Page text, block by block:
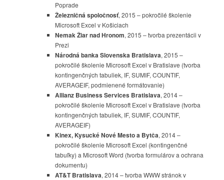
Poprade
Železničná spoločnosť, 2015 – pokročilé školenie
Microsoft Excel v Košiciach
Nemak Žiar nad Hronom, 2015 – tvorba prezentácii v
Prezi
Národná banka Slovenska Bratislava, 2015 –
pokročilé školenie Microsoft Excel v Bratislave (tvorba
kontingenčných tabuliek, IF, SUMIF, COUNTIF,
AVERAGEIF, podmienené formátovanie)
Allianz Business Services Bratislava, 2014 –
pokročilé školenie Microsoft Excel v Bratislave (tvorba
kontingenčných tabuliek, IF, SUMIF, COUNTIF,
AVERAGEIF)
Kinex, Kysucké Nové Mesto a Bytča, 2014 –
pokročilé školenie Microsoft Excel (kontingenčné
tabuľky) a Microsoft Word (tvorba formulárov a ochrana
dokumentu)
AT&T Bratislava, 2014 – tvorba WWW stránok v